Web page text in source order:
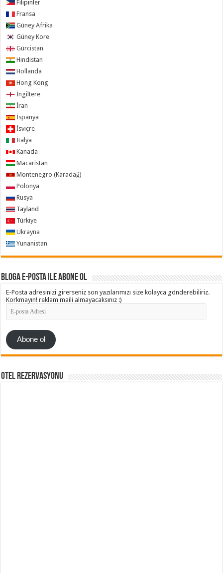
Filipinler
Fransa
Güney Afrika
Güney Kore
Gürcistan
Hindistan
Hollanda
Hong Kong
İngiltere
İran
İspanya
İsviçre
İtalya
Kanada
Macaristan
Montenegro (Karadağ)
Polonya
Rusya
Tayland
Türkiye
Ukrayna
Yunanistan
Bloga e-posta ile abone ol
E-Posta adresinizi girerseniz son yazılarımızı size kolayca gönderebiliriz.
Korkmayın! reklam maili almayacaksınız :)
E-
posta
Adresi
Abone ol
Otel Rezervasyonu